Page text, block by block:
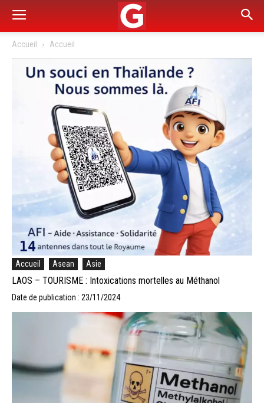
Accueil Accueil
Accueil Asean Asie
LAOS – TOURISME : Intoxications mortelles au Méthanol
Date de publication : 23/11/2024